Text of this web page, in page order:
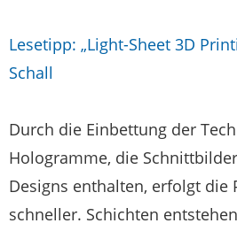
Lesetipp: „Light-Sheet 3D
Schall
Durch die Einbettung der
Hologramme, die
Designs enthalten, erfolgt die
schneller. Schichten